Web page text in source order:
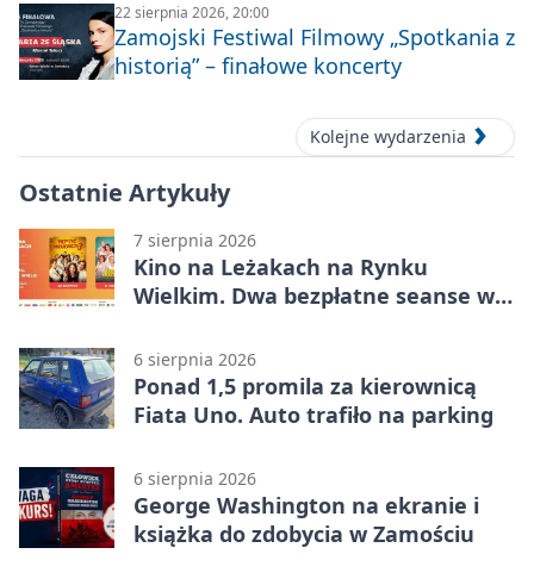
22 sierpnia 2026, 20:00
Zamojski Festiwal Filmowy „Spotkania z
historią” – finałowe koncerty
Kolejne wydarzenia
Ostatnie Artykuły
7 sierpnia 2026
Kino na Leżakach na Rynku
Wielkim. Dwa bezpłatne seanse w
6 sierpnia 2026
Ponad 1,5 promila za kierownicą
Fiata Uno. Auto trafiło na parking
6 sierpnia 2026
George Washington na ekranie i
książka do zdobycia w Zamościu